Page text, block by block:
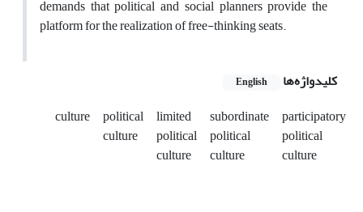
demands that political and social planners provide the
platform for the realization of free-thinking seats.
کلیدواژه‌ها English
culture political
culture
limited
political
culture
subordinate
political
culture
participatory
political
culture